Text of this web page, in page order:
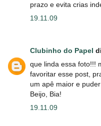
prazo e evita crias
19.11.09
Clubinho do Papel
que linda essa foto!!!
favoritar esse post,
um apê maior e
Beijo, Bia!
19.11.09